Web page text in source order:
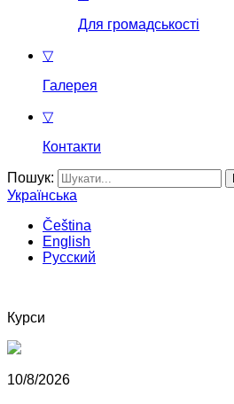
Для громадськості
▽
Галерея
▽
Контакти
Пошук:
Українська
Čeština
English
Русский
Курси
10/8/2026